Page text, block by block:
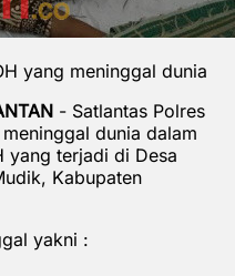
yang meninggal dunia
- Satlantas Polres
dunia dalam
yang terjadi di Desa
Kabupaten
yakni :